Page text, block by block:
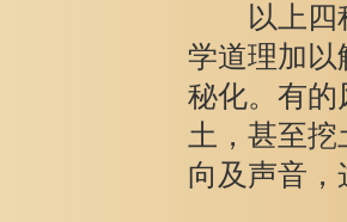
以上四种
学道理加以
秘化。有的
土，甚至
向及声音